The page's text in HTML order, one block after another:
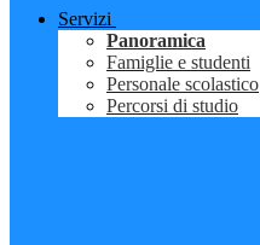
Servizi
Panoramica
Famiglie e studenti
Personale scolastico
Percorsi di studio